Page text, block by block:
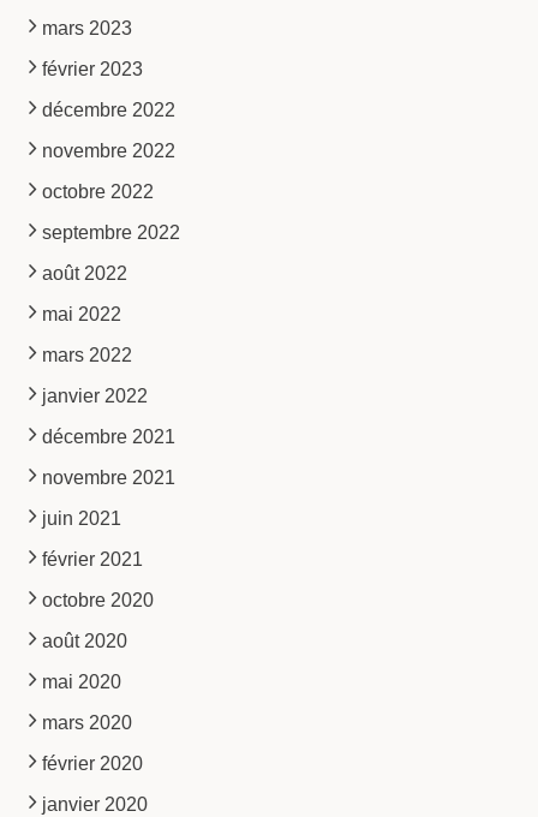
mars 2023
février 2023
décembre 2022
novembre 2022
octobre 2022
septembre 2022
août 2022
mai 2022
mars 2022
janvier 2022
décembre 2021
novembre 2021
juin 2021
février 2021
octobre 2020
août 2020
mai 2020
mars 2020
février 2020
janvier 2020